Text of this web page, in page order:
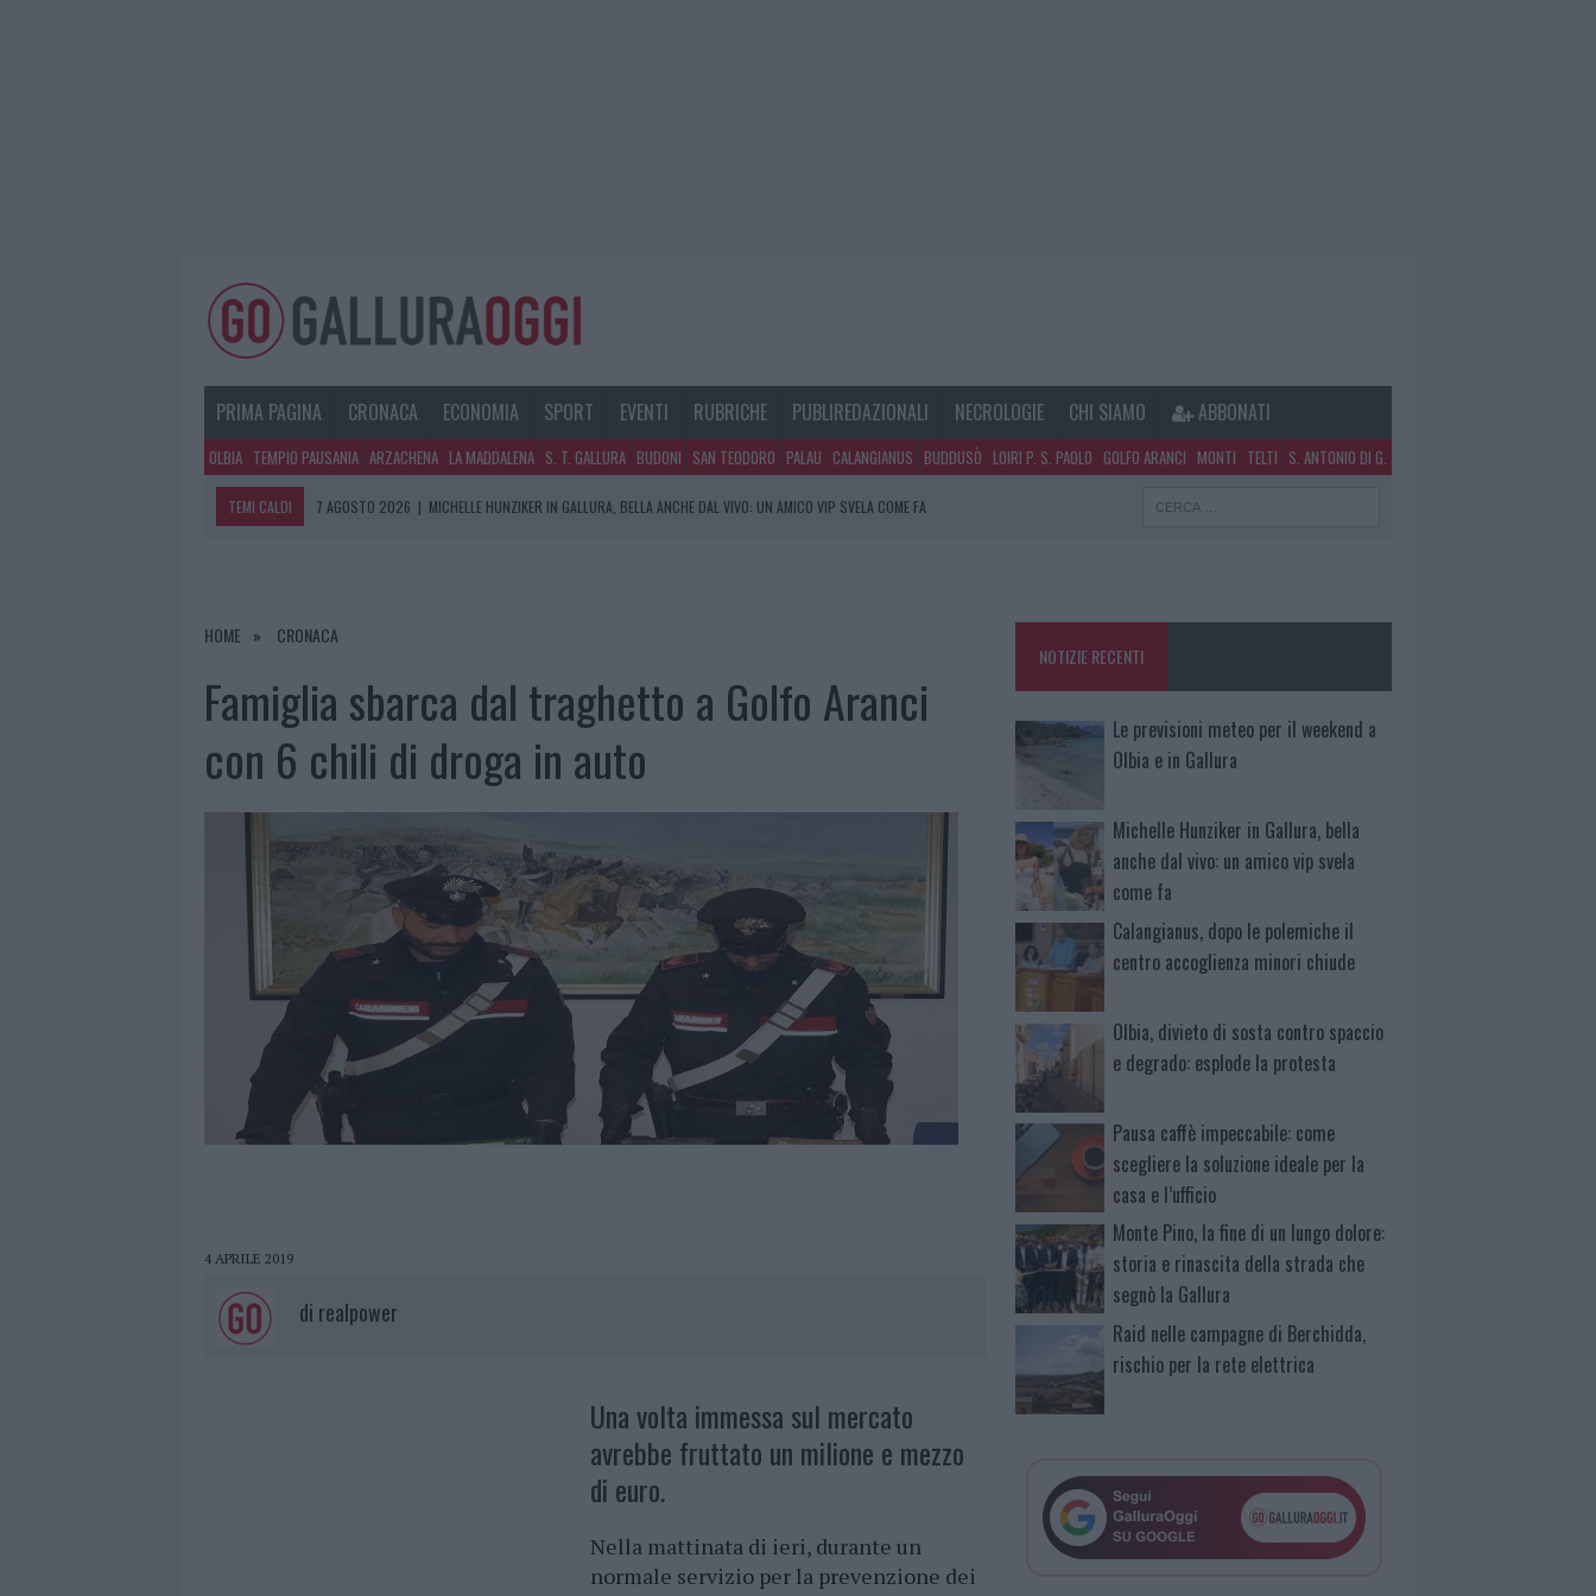
PRIMA PAGINA CRONACA ECONOMIA SPORT EVENTI RUBRICHE PUBLIREDAZIONALI NECROLOGIE CHI SIAMO ABBONATI
OLBIA TEMPIO PAUSANIA ARZACHENA LA MADDALENA S. T. GALLURA BUDONI SAN TEODORO PALAU CALANGIANUS BUDDUSÒ LOIRI P. S. PAOLO GOLFO ARANCI MONTI TELTI S. ANTONIO DI G.
TEMI CALDI 7 AGOSTO 2026 | MICHELLE HUNZIKER IN GALLURA, BELLA ANCHE DAL VIVO: UN AMICO VIP SVELA COME FA
7 AGOSTO 2026
|
HOME CRONACA
Famiglia sbarca dal traghetto a Golfo Aranci
con 6 chili di droga in auto
4 APRILE 2019
di realpower
Una volta immessa sul mercato
avrebbe fruttato un milione e mezzo
di euro.
Nella mattinata di ieri, durante un
normale servizio per la prevenzione dei
NOTIZIE RECENTI
Le previsioni meteo per il weekend a
Olbia e in Gallura
Michelle Hunziker in Gallura, bella
anche dal vivo: un amico vip svela
come fa
Calangianus, dopo le polemiche il
centro accoglienza minori chiude
Olbia, divieto di sosta contro spaccio
e degrado: esplode la protesta
Pausa caffè impeccabile: come
scegliere la soluzione ideale per la
casa e l’ufficio
Monte Pino, la fine di un lungo dolore:
storia e rinascita della strada che
segnò la Gallura
Raid nelle campagne di Berchidda,
rischio per la rete elettrica